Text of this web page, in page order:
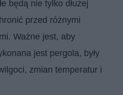
będą nie tylko dłużej
przed różnymi
Ważne jest, aby
jest pergola, były
zmian temperatur i